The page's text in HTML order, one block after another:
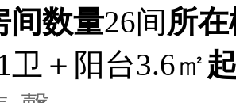
间数量26间所
卫＋阳台3.6㎡